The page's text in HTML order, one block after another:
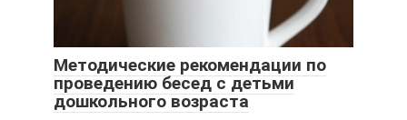
Методические рекомендации по
проведению бесед с детьми
дошкольного возраста